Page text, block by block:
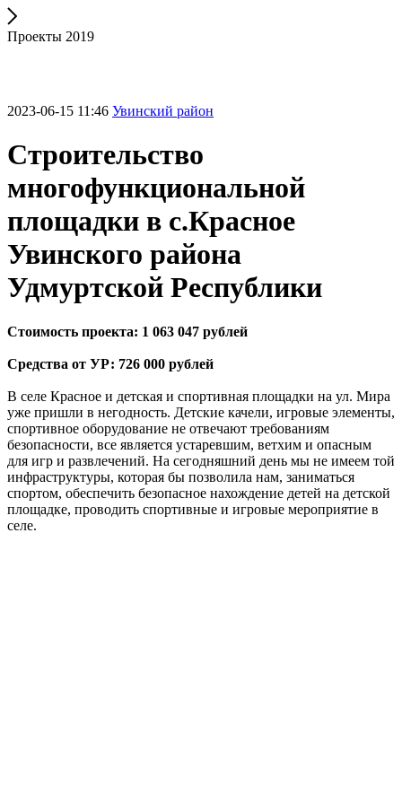
Проекты 2019
2023-06-15 11:46 Увинский район
Строительство
многофункциональной
площадки в с.Красное
Увинского района
Удмуртской Республики
Стоимость проекта: 1 063 047 рублей
Средства от УР: 726 000 рублей
В селе Красное и детская и спортивная площадки на ул. Мира
уже пришли в негодность. Детские качели, игровые элементы,
спортивное оборудование не отвечают требованиям
безопасности, все является устаревшим, ветхим и опасным
для игр и развлечений. На сегодняшний день мы не имеем той
инфраструктуры, которая бы позволила нам, заниматься
спортом, обеспечить безопасное нахождение детей на детской
площадке, проводить спортивные и игровые мероприятие в
селе.